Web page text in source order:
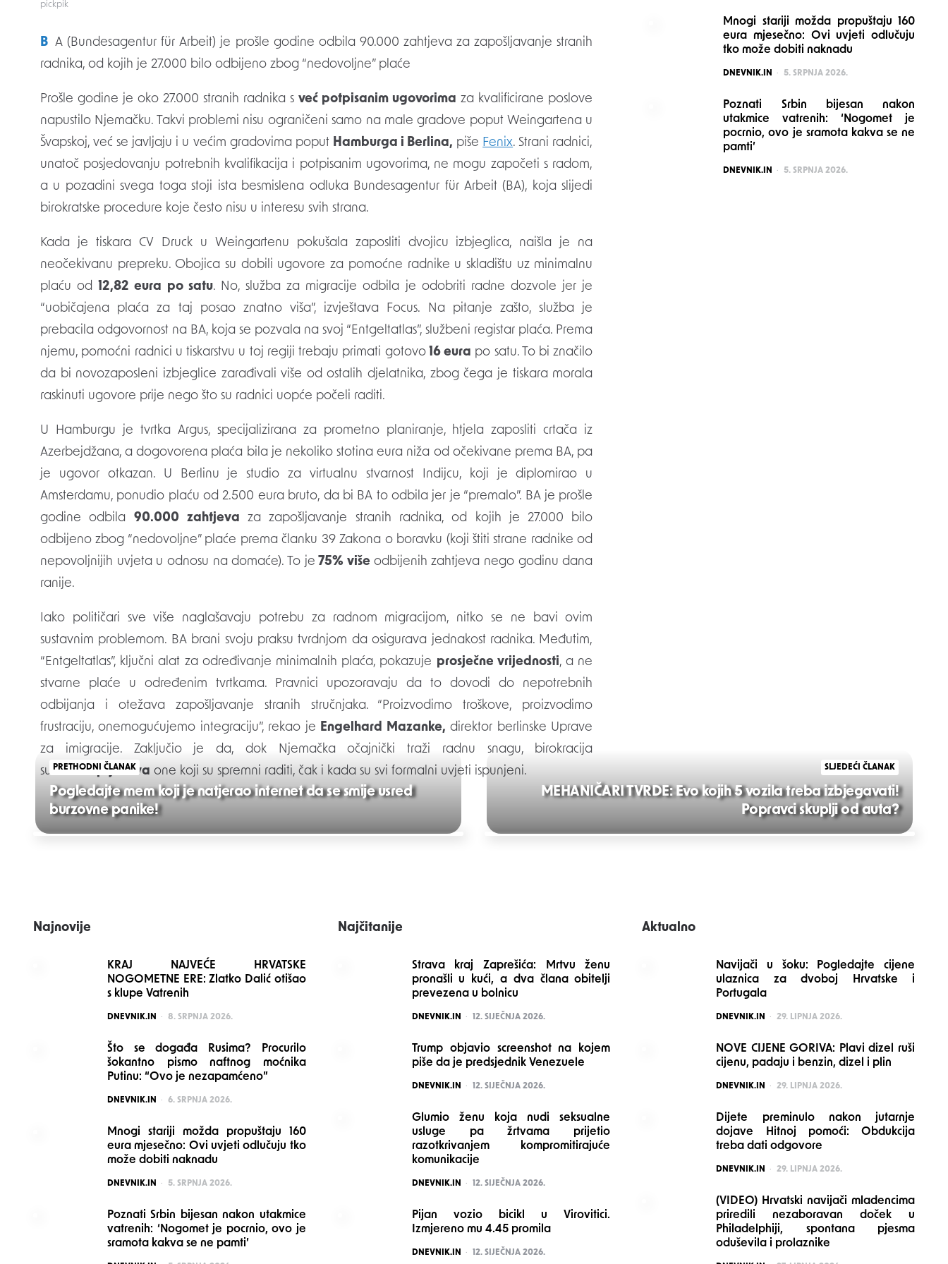
pickpik
BA (Bundesagentur für Arbeit) je prošle godine odbila 90.000 zahtjeva za zapošljavanje stranih
radnika, od kojih je 27.000 bilo odbijeno zbog “nedovoljne” plaće
Prošle godine je oko 27.000 stranih radnika sveć potpisanim ugovorima za kvalificirane poslove
napustilo Njemačku. Takvi problemi nisu ograničeni samo na male gradove poput Weingartena u
Švapskoj, već se javljaju i u većim gradovima poput Hamburga i Berlina, piše Fenix. Strani radnici,
unatoč posjedovanju potrebnih kvalifikacija i potpisanim ugovorima, ne mogu započeti s radom,
a u pozadini svega toga stoji ista besmislena odluka Bundesagentur für Arbeit (BA), koja slijedi
birokratske procedure koje često nisu u interesu svih strana.
Kada je tiskara CV Druck u Weingartenu pokušala zaposliti dvojicu izbjeglica, naišla je na
neočekivanu prepreku. Obojica su dobili ugovore za pomoćne radnike u skladištu uz minimalnu
plaću od 12,82 eura po satu. No, služba za migracije odbila je odobriti radne dozvole jer je
“uobičajena plaća za taj posao znatno viša”, izvještava Focus. Na pitanje zašto, služba je
prebacila odgovornost na BA, koja se pozvala na svoj “Entgeltatlas”, službeni registar plaća. Prema
njemu, pomoćni radnici u tiskarstvu u toj regiji trebaju primati gotovo16 eura po satu. To bi značilo
da bi novozaposleni izbjeglice zarađivali više od ostalih djelatnika, zbog čega je tiskara morala
raskinuti ugovore prije nego što su radnici uopće počeli raditi.
U Hamburgu je tvrtka Argus, specijalizirana za prometno planiranje, htjela zaposliti crtača iz
Azerbejdžana, a dogovorena plaća bila je nekoliko stotina eura niža od očekivane prema BA, pa
je ugovor otkazan. U Berlinu je studio za virtualnu stvarnost Indijcu, koji je diplomirao u
Amsterdamu, ponudio plaću od 2.500 eura bruto, da bi BA to odbila jer je “premalo”. BA je prošle
godine odbila 90.000 zahtjeva za zapošljavanje stranih radnika, od kojih je 27.000 bilo
odbijeno zbog “nedovoljne” plaće prema članku 39 Zakona o boravku (koji štiti strane radnike od
nepovoljnijih uvjeta u odnosu na domaće). To je 75% više odbijenih zahtjeva nego godinu dana
ranije.
Iako političari sve više naglašavaju potrebu za radnom migracijom, nitko se ne bavi ovim
sustavnim problemom. BA brani svoju praksu tvrdnjom da osigurava jednakost radnika. Međutim,
“Entgeltatlas”, ključni alat za određivanje minimalnih plaća, pokazuje prosječne vrijednosti, a ne
stvarne plaće u određenim tvrtkama. Pravnici upozoravaju da to dovodi do nepotrebnih
odbijanja i otežava zapošljavanje stranih stručnjaka. “Proizvodimo troškove, proizvodimo
frustraciju, onemogućujemo integraciju”, rekao je Engelhard Mazanke, direktor berlinske Uprave
za imigracije. Zaključio je da, dok Njemačka očajnički traži radnu snagu, birokracija
sustavnosprječava one koji su spremni raditi, čak i kada su svi formalni uvjeti ispunjeni.
Post
PRETHODNI ČLANAK
Pogledajte mem koji je natjerao internet da se smije usred
burzovne panike!
SLJEDEĆI ČLANAK
MEHANIČARI TVRDE: Evo kojih 5 vozila treba izbjegavati!
Popravci skuplji od auta?
Mnogi stariji možda propuštaju 160
eura mjesečno: Ovi uvjeti odlučuju
tko može dobiti naknadu
POSTED
DNEVNIK.IN 5. SRPNJA 2026.
Poznati Srbin bijesan nakon
utakmice vatrenih: ‘Nogomet je
pocrnio, ovo je sramota kakva se ne
pamti’
POSTED
DNEVNIK.IN 5. SRPNJA 2026.
Najnovije
KRAJ NAJVEĆE HRVATSKE
NOGOMETNE ERE: Zlatko Dalić otišao
s klupe Vatrenih
POSTED
DNEVNIK.IN 8. SRPNJA 2026.
Što se događa Rusima? Procurilo
šokantno pismo naftnog moćnika
Putinu: “Ovo je nezapamćeno”
POSTED
DNEVNIK.IN 6. SRPNJA 2026.
Mnogi stariji možda propuštaju 160
eura mjesečno: Ovi uvjeti odlučuju tko
može dobiti naknadu
POSTED
DNEVNIK.IN 5. SRPNJA 2026.
Poznati Srbin bijesan nakon utakmice
vatrenih: ‘Nogomet je pocrnio, ovo je
sramota kakva se ne pamti’
Najčitanije
Strava kraj Zaprešića: Mrtvu ženu
pronašli u kući, a dva člana obitelji
prevezena u bolnicu
POSTED
DNEVNIK.IN 12. SIJEČNJA 2026.
Trump objavio screenshot na kojem
piše da je predsjednik Venezuele
POSTED
DNEVNIK.IN 12. SIJEČNJA 2026.
Glumio ženu koja nudi seksualne
usluge pa žrtvama prijetio
razotkrivanjem kompromitirajuće
komunikacije
POSTED
DNEVNIK.IN 12. SIJEČNJA 2026.
Pijan vozio bicikl u Virovitici.
Izmjereno mu 4.45 promila
POSTED
DNEVNIK.IN 12. SIJEČNJA 2026.
Aktualno
Navijači u šoku: Pogledajte cijene
ulaznica za dvoboj Hrvatske i
Portugala
POSTED
DNEVNIK.IN 29. LIPNJA 2026.
NOVE CIJENE GORIVA: Plavi dizel ruši
cijenu, padaju i benzin, dizel i plin
POSTED
DNEVNIK.IN 29. LIPNJA 2026.
Dijete preminulo nakon jutarnje
dojave Hitnoj pomoći: Obdukcija
treba dati odgovore
POSTED
DNEVNIK.IN 29. LIPNJA 2026.
(VIDEO) Hrvatski navijači mladencima
priredili nezaboravan doček u
Philadelphiji, spontana pjesma
oduševila i prolaznike